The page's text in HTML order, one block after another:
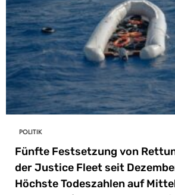
POLITIK
Fünfte Festsetzung von
der Justice Fleet seit
Höchste Todeszahlen auf